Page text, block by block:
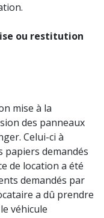
ou restitution
mise à la
des panneaux
Celui-ci à
demandés
de location a été
demandés par
a dû prendre
véhicule